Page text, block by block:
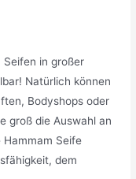
Seifen in großer
Natürlich können
Bodyshops oder
groß die Auswahl an
Hammam Seife
dem